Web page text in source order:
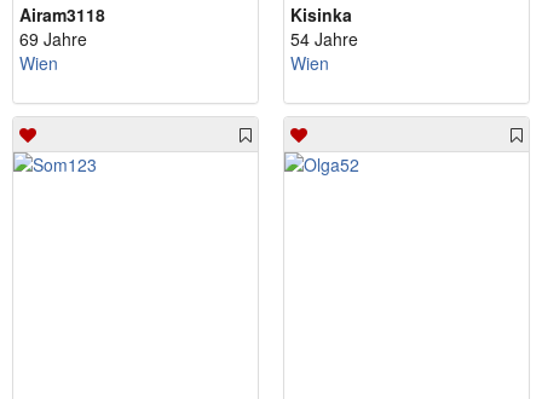
Airam3118
69 Jahre
Wien
Kisinka
54 Jahre
Wien